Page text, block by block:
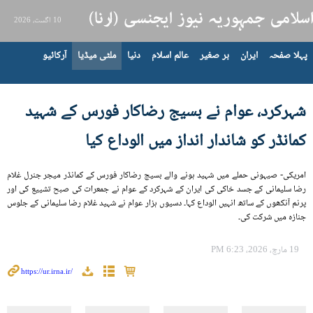
10 اگست، 2026
پہلا صفحہ ایران بر صغیر عالم اسلام دنیا ملٹی میڈیا آرکائیو
شہرکرد، عوام نے بسیج رضاکار فورس کے شہید
کمانڈر کو شاندار انداز میں الوداع کیا
امریکی- صیہونی حملے میں شہید ہونے والے بسیج رضاکار فورس کے کمانڈر میجر جنرل غلام
رضا سلیمانی کے جسد خاکی کی ایران کے شہرکرد کے عوام نے جمعرات کی صبح تشییع کی اور
پرنم آنکھوں کے ساتھ انہیں الوداع کہا۔ دسیوں ہزار عوام نے شہید غلام رضا سلیمانی کے جلوس
جنازہ میں شرکت کی۔
19 مارچ، 2026، 6:23 PM